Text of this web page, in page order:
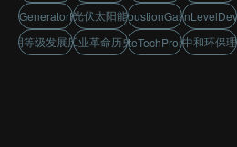
贝尔光伏太阳能发电
文明等级发展历程工业革命历史
CorporateTechPromoVideo
碳中和环保理